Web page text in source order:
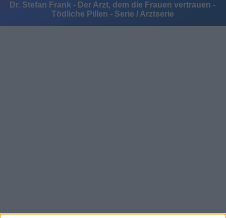
Dr. Stefan Frank - Der Arzt, dem die Frauen vertrauen -
Tödliche Pillen - Serie / Arztserie